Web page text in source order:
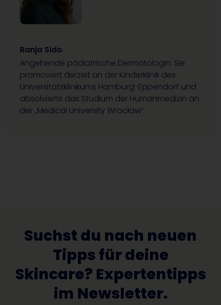
Ranja Sido
Angehende pädiatrische Dermatologin. Sie
promoviert derzeit an der Kinderklinik des
Universitätsklinikums Hamburg-Eppendorf und
absolvierte das Studium der Humanmedizin an
der „Medical University Wrocław“.
Suchst du nach neuen
Tipps für deine
Skincare? Expertentipps
im Newsletter.